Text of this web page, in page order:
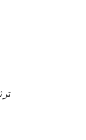
ما به
4)